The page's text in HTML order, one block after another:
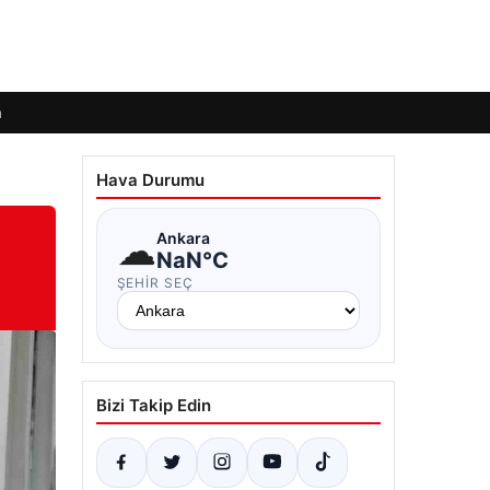
Hava Durumu
☁Ankara
NaN°C
ŞEHIR SEÇ
Bizi Takip Edin